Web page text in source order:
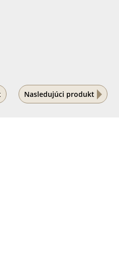
Nasledujúci produkt